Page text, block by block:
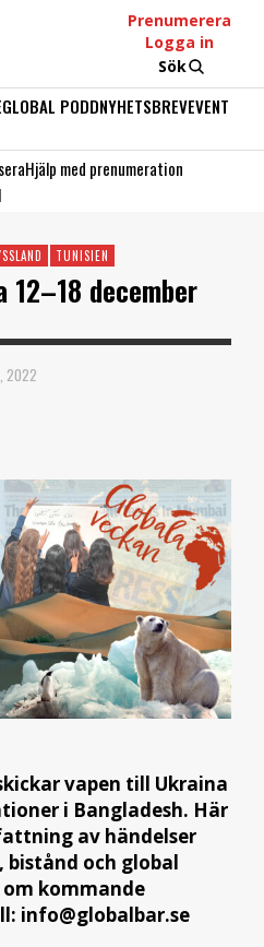
Prenumerera
Logga in
Sök
GLOBAL PODDNYHETSBREVEVENT
Hjälp med prenumeration
TUNISIEN
december
2022
vapen till Ukraina
i Bangladesh. Här
av händelser
och global
om kommande
info@globalbar.se